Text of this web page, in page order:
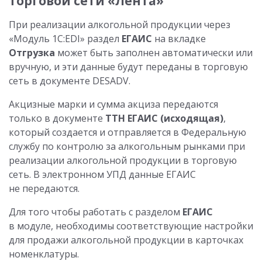
При реализации алкогольной продукции через
«Модуль 1С:EDI» раздел ЕГАИС на вкладке
Отгрузка может быть заполнен автоматически или
вручную, и эти данные будут переданы в торговую
сеть в документе DESADV.
Акцизные марки и сумма акциза передаются
только в документе ТТН ЕГАИС (исходящая),
который создается и отправляется в Федеральную
службу по контролю за алкогольным рынками при
реализации алкогольной продукции в торговую
сеть. В электронном УПД данные ЕГАИС
не передаются.
Для того чтобы работать с разделом ЕГАИС
в модуле, необходимы соответствующие настройки
для продажи алкогольной продукции в карточках
номенклатуры.